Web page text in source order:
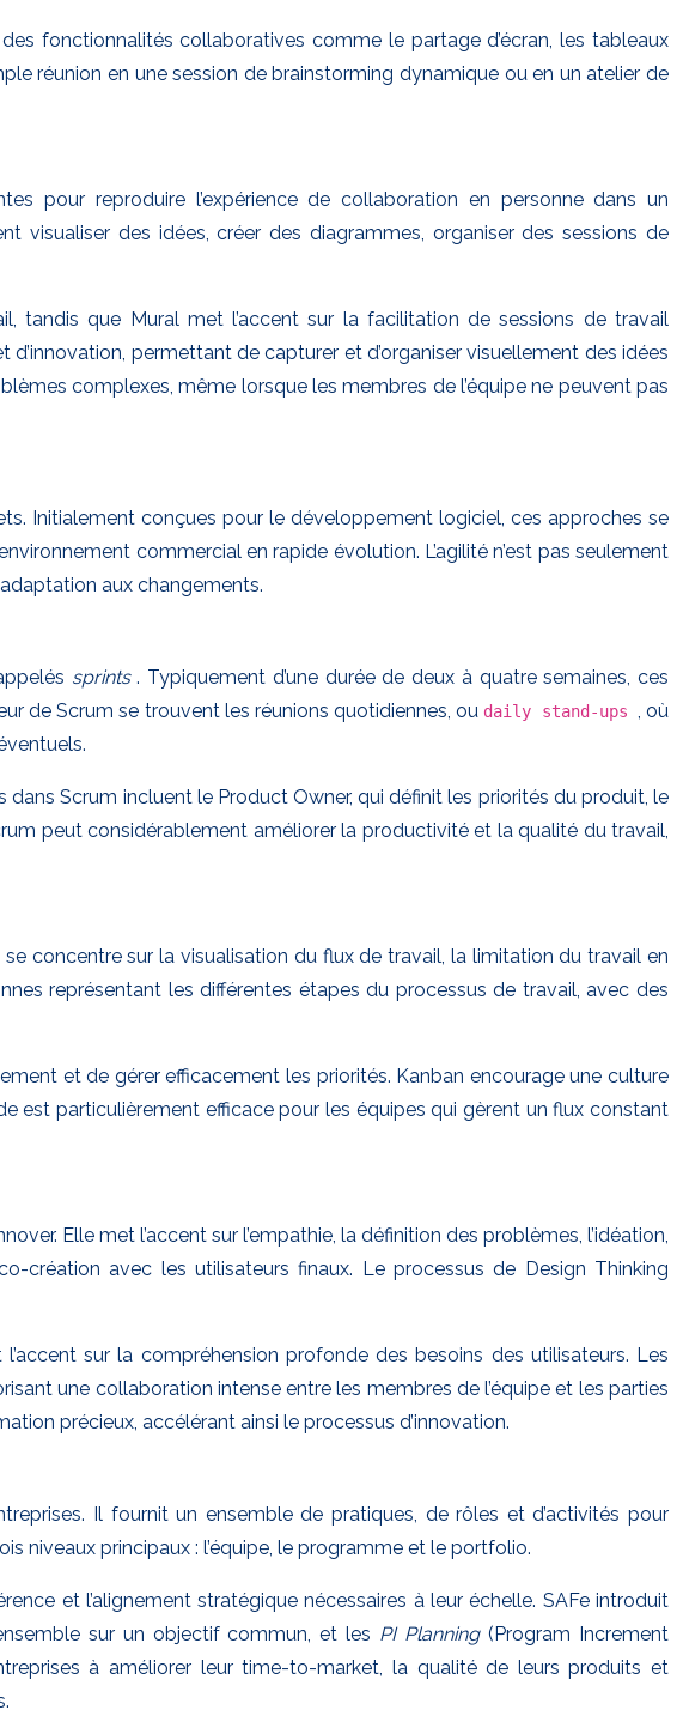
fonctionnalités collaboratives comme le partage d’écran, les tableaux
réunion en une session de brainstorming dynamique ou en un atelier de
pour reproduire l’expérience de collaboration en personne dans un
visualiser des idées, créer des diagrammes, organiser des sessions de
tandis que Mural met l’accent sur la facilitation de sessions de travail
permettant de capturer et d’organiser visuellement des idées
complexes, même lorsque les membres de l’équipe ne peuvent pas
Initialement conçues pour le développement logiciel, ces approches se
commercial en rapide évolution. L’agilité n’est pas seulement
aux changements.
sprints. Typiquement d’une durée de deux à quatre semaines, ces
de Scrum se trouvent les réunions quotidiennes, ou daily stand-ups , où
Scrum incluent le Product Owner, qui définit les priorités du produit, le
peut considérablement améliorer la productivité et la qualité du travail,
concentre sur la visualisation du flux de travail, la limitation du travail en
représentant les différentes étapes du processus de travail, avec des
et de gérer efficacement les priorités. Kanban encourage une culture
est particulièrement efficace pour les équipes qui gèrent un flux constant
Elle met l’accent sur l’empathie, la définition des problèmes, l’idéation,
avec les utilisateurs finaux. Le processus de Design Thinking
sur la compréhension profonde des besoins des utilisateurs. Les
une collaboration intense entre les membres de l’équipe et les parties
précieux, accélérant ainsi le processus d’innovation.
Il fournit un ensemble de pratiques, de rôles et d’activités pour
niveaux principaux : l’équipe, le programme et le portfolio.
et l’alignement stratégique nécessaires à leur échelle. SAFe introduit
sur un objectif commun, et les PI Planning(Program Increment
à améliorer leur time-to-market, la qualité de leurs produits et